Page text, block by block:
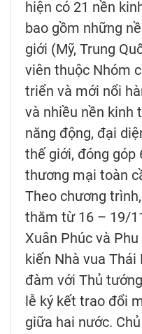
hiện có 21 nền
bao gồm những
giới (Mỹ, Trung
viên thuộc Nhóm
triển và mới nổi
và nhiều nền kinh
năng động, đại
thế giới, đóng góp
thương mại toàn
Theo chương
thăm từ 16 – 19/
Xuân Phúc và
kiến Nhà vua Thái
đàm với Thủ
lễ ký kết trao đổi
giữa hai nước.